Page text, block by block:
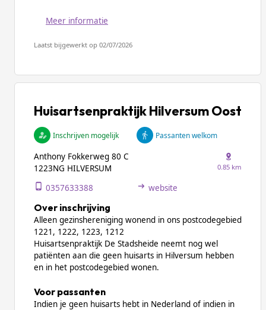
Meer informatie
Laatst bijgewerkt op 02/07/2026
Huisartsenpraktijk Hilversum Oost
Inschrijven mogelijk Passanten welkom
Anthony Fokkerweg 80 C
1223NG HILVERSUM
0.85 km
0357633388 website
Over inschrijving
Alleen gezinshereniging wonend in ons postcodegebied
1221, 1222, 1223, 1212
Huisartsenpraktijk De Stadsheide neemt nog wel
patiënten aan die geen huisarts in Hilversum hebben
en in het postcodegebied wonen.
Voor passanten
Indien je geen huisarts hebt in Nederland of indien in